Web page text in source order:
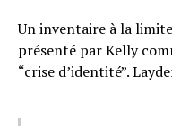
Un inventaire à la
présenté par Kelly
“crise d’identité”.